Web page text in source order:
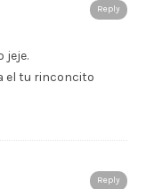
Reply
jeje.
el tu rinconcito
Reply